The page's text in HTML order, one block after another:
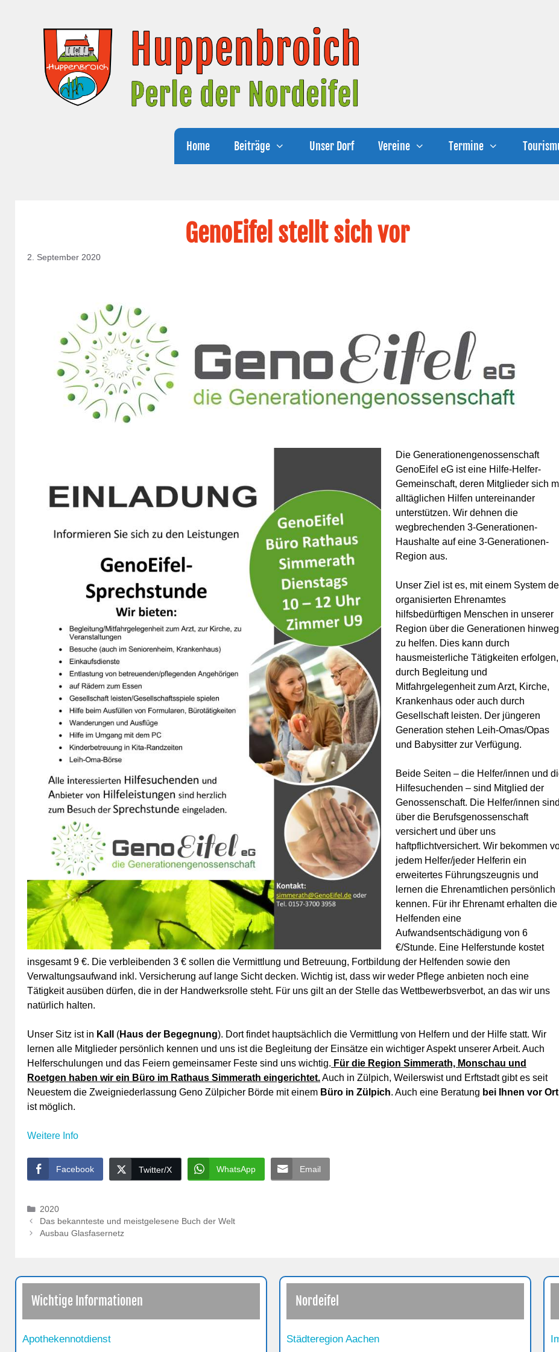
Home Beiträge Unser Dorf Vereine Termine
GenoEifel stellt sich vor
2. September 2020
Die Generationengenossenschaft
GenoEifel eG ist eine Hilfe-Helfer-
Gemeinschaft, deren Mitglieder sich
alltäglichen Hilfen untereinander
unterstützen. Wir dehnen die
wegbrechenden 3-Generationen-
Haushalte auf eine 3-Generationen-
Region aus.
Unser Ziel ist es, mit einem System
organisierten Ehrenamtes
hilfsbedürftigen Menschen in unserer
Region über die Generationen hinweg
zu helfen. Dies kann durch
hausmeisterliche Tätigkeiten erfolgen,
durch Begleitung und
Mitfahrgelegenheit zum Arzt, Kirche,
Krankenhaus oder auch durch
Gesellschaft leisten. Der jüngeren
Generation stehen Leih-Omas/Opas
und Babysitter zur Verfügung.
Beide Seiten – die Helfer/innen und
Hilfesuchenden – sind Mitglied der
Genossenschaft. Die Helfer/innen sind
über die Berufsgenossenschaft
versichert und über uns
haftpflichtversichert. Wir bekommen
jedem Helfer/jeder Helferin ein
erweitertes Führungszeugnis und
lernen die Ehrenamtlichen persönlich
kennen. Für ihr Ehrenamt erhalten die
Helfenden eine
Aufwandsentschädigung von 6
€/Stunde. Eine Helferstunde kostet
insgesamt 9 €. Die verbleibenden 3 € sollen die Vermittlung und Betreuung, Fortbildung der Helfenden sowie den
Verwaltungsaufwand inkl. Versicherung auf lange Sicht decken. Wichtig ist, dass wir weder Pflege anbieten noch eine
Tätigkeit ausüben dürfen, die in der Handwerksrolle steht. Für uns gilt an der Stelle das Wettbewerbsverbot, an das wir uns
natürlich halten.
Unser Sitz ist in Kall (Haus der Begegnung). Dort findet hauptsächlich die Vermittlung von Helfern und der Hilfe statt. Wir
lernen alle Mitglieder persönlich kennen und uns ist die Begleitung der Einsätze ein wichtiger Aspekt unserer Arbeit. Auch
Helferschulungen und das Feiern gemeinsamer Feste sind uns wichtig. Für die Region Simmerath, Monschau und
Roetgen haben wir ein Büro im Rathaus Simmerath eingerichtet.Auch in Zülpich, Weilerswist und Erftstadt gibt es seit
Neuestem die Zweigniederlassung Geno Zülpicher Börde mit einem Büro in Zülpich. Auch eine Beratung bei Ihnen vor Ort
ist möglich.
Weitere Info
Facebook Twitter/X WhatsApp Email
Kategorien
2020
Das bekannteste und meistgelesene Buch der Welt
Ausbau Glasfasernetz
Wichtige Informationen
Apothekennotdienst
Nordeifel
Städteregion Aachen